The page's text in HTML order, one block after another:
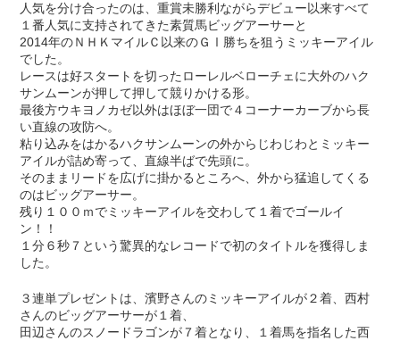
人気を分け合ったのは、重賞未勝利ながらデビュー以来すべて
１番人気に支持されてきた素質馬ビッグアーサーと
2014年のＮＨＫマイルＣ以来のＧⅠ勝ちを狙うミッキーアイル
でした。
レースは好スタートを切ったローレルベローチェに大外のハク
サンムーンが押して押して競りかける形。
最後方ウキヨノカゼ以外はほぼ一団で４コーナーカーブから長
い直線の攻防へ。
粘り込みをはかるハクサンムーンの外からじわじわとミッキー
アイルが詰め寄って、直線半ばで先頭に。
そのままリードを広げに掛かるところへ、外から猛追してくる
のはビッグアーサー。
残り１００ｍでミッキーアイルを交わして１着でゴールイ
ン！！
１分６秒７という驚異的なレコードで初のタイトルを獲得しま
した。
３連単プレゼントは、濱野さんのミッキーアイルが２着、西村
さんのビッグアーサーが１着、
田辺さんのスノードラゴンが７着となり、１着馬を指名した西